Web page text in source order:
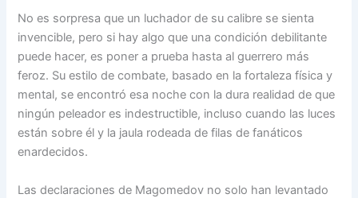
No es sorpresa que un luchador de su calibre se sienta
invencible, pero si hay algo que una condición debilitante
puede hacer, es poner a prueba hasta al guerrero más
feroz. Su estilo de combate, basado en la fortaleza física y
mental, se encontró esa noche con la dura realidad de que
ningún peleador es indestructible, incluso cuando las luces
están sobre él y la jaula rodeada de filas de fanáticos
enardecidos.
Las declaraciones de Magomedov no solo han levantado